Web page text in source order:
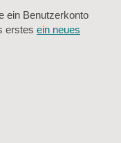
ein Benutzerkonto
erstes ein neues